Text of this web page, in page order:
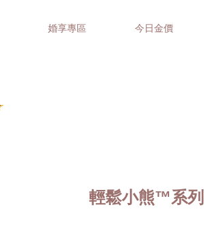
婚享專區 今日金價
輕鬆小熊™系